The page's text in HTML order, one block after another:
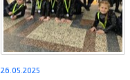
26.05.2025